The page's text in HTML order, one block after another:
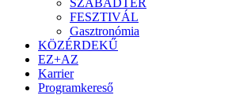
SZABADTÉR
FESZTIVÁL
Gasztronómia
KÖZÉRDEKŰ
EZ+AZ
Karrier
Programkereső